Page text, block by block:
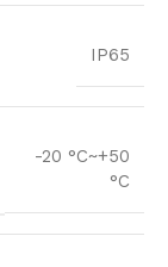
IP65
-20 °C~+50
°C